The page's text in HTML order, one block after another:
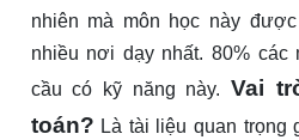
nhiên mà môn học này
nhiều nơi dạy nhất. 80% các
cầu có kỹ năng này. Vai
toán? Là tài liệu quan trọng